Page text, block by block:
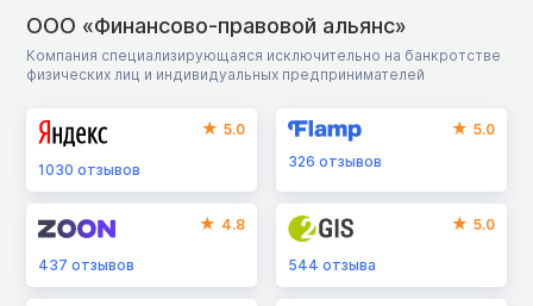
ООО «Финансово-правовой альянс»
Компания специализирующаяся исключительно на банкротстве
физических лиц и индивидуальных предпринимателей
5.0
1030 отзывов
5.0
326отзывов
4.8
437 отзывов
5.0
544отзыва